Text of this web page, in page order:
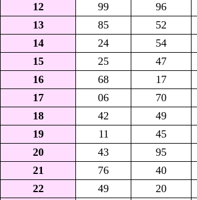
12
99 96
13
85 52
14
24 54
15
25 47
16
68 17
17
06 70
18
42 49
19
11 45
20
43 95
21
76 40
22
49 20